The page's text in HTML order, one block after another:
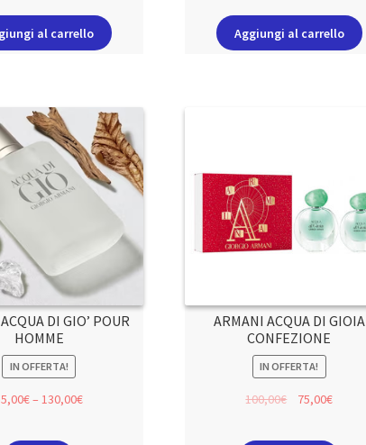
al carrello Aggiungi al carrello
DI GIO’ POUR
HOMME
IN OFFERTA!
€–130,00€
ARMANI ACQUA DI GIOIA
CONFEZIONE
IN OFFERTA!
100,00€ 75,00€